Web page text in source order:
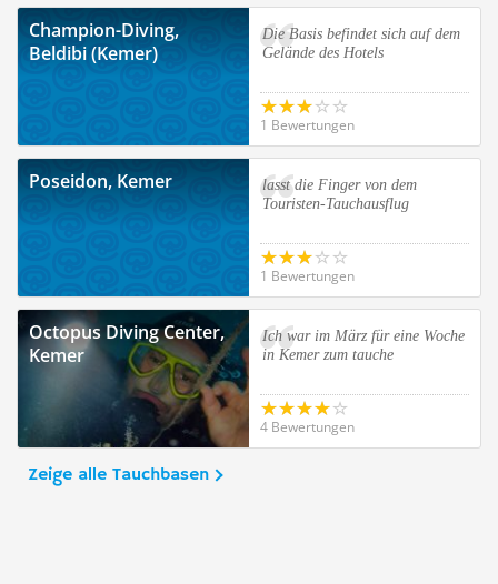
Champion-Diving,
Beldibi (Kemer)
Die Basis befindet sich auf dem
Gelände des Hotels
1 Bewertungen
Poseidon, Kemer
lasst die Finger von dem
Touristen-Tauchausflug
1 Bewertungen
Octopus Diving Center,
Kemer
Ich war im März für eine Woche
in Kemer zum tauche
4 Bewertungen
Zeige alle Tauchbasen